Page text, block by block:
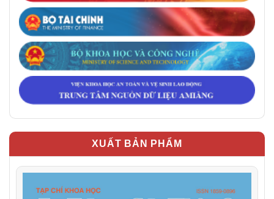
XUẤT BẢN PHẨM